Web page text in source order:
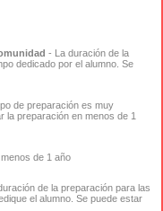
- La duración de la
dedicado por el alumno. Se
de preparación es muy
la preparación en menos de 1
de 1 año
de la preparación para las
el alumno. Se puede estar